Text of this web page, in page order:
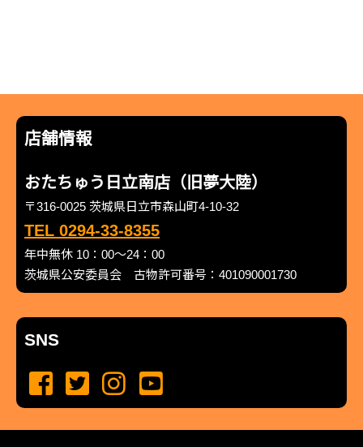
店舗情報
おたちゅう日立南店（旧夢大陸）
〒316-0025 茨城県日立市森山町4-10-32
TEL 0294-33-8355
年中無休 10：00～24：00
茨城県公安委員会 古物許可番号：401090001730
SNS